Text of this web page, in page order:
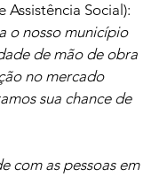
Social):
o nosso município
de mão de obra
no mercado
sua chance de
com as pessoas em